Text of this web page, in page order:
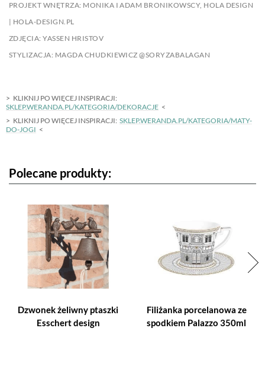
PROJEKT WNĘTRZA: MONIKA I ADAM BRONIKOWSCY, HOLA DESIGN
| HOLA-DESIGN.PL
ZDJĘCIA: YASSEN HRISTOV
STYLIZACJA: MAGDA CHUDKIEWICZ @SORYZABALAGAN
KLIKNIJ PO WIĘCEJ INSPIRACJI:
SKLEP.WERANDA.PL/KATEGORIA/DEKORACJE
KLIKNIJ PO WIĘCEJ INSPIRACJI: SKLEP.WERANDA.PL/KATEGORIA/MATY-
DO-JOGI
Polecane produkty:
Dzwonek żeliwny ptaszki
Esschert design
Filiżanka porcelanowa ze
spodkiem Palazzo 350ml